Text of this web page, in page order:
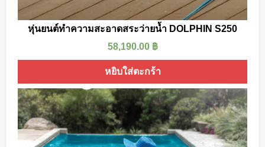
หุ่นยนต์ทำความสะอาดสระว่ายน้ำ DOLPHIN S250
58,190.00 ฿
หยิบใส่ตะกร้า